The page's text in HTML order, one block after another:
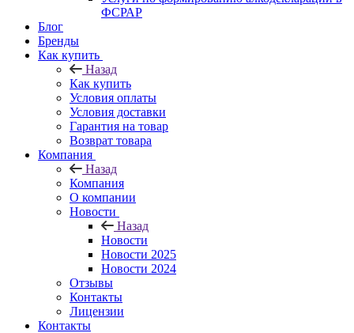
ФСРАР
Блог
Бренды
Как купить
Назад
Как купить
Условия оплаты
Условия доставки
Гарантия на товар
Возврат товара
Компания
Назад
Компания
О компании
Новости
Назад
Новости
Новости 2025
Новости 2024
Отзывы
Контакты
Лицензии
Контакты